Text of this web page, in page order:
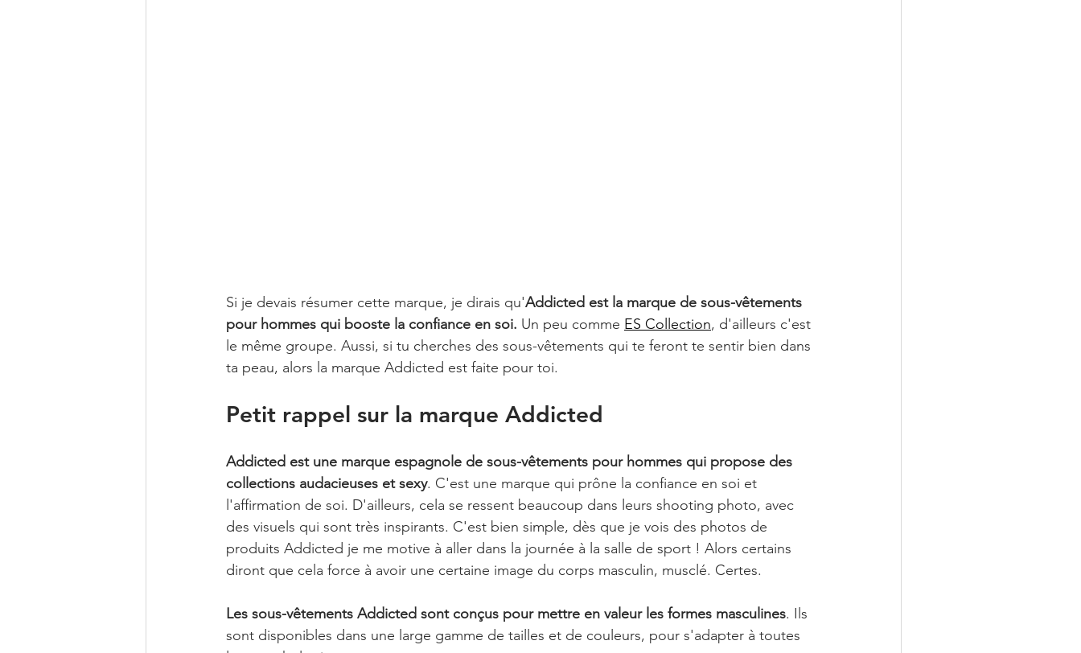
Si je devais résumer cette marque, je dirais qu'Addicted est la marque de sous-vêtements
pour hommes qui booste la confiance en soi. Un peu comme ES Collection, d'ailleurs c'est
le même groupe. Aussi, si tu cherches des sous-vêtements qui te feront te sentir bien dans
ta peau, alors la marque Addicted est faite pour toi.
Petit rappel sur la marque Addicted
Addicted est une marque espagnole de sous-vêtements pour hommes qui propose des
collections audacieuses et sexy. C'est une marque qui prône la confiance en soi et
l'affirmation de soi. D'ailleurs, cela se ressent beaucoup dans leurs shooting photo, avec
des visuels qui sont très inspirants. C'est bien simple, dès que je vois des photos de
produits Addicted je me motive à aller dans la journée à la salle de sport ! Alors certains
diront que cela force à avoir une certaine image du corps masculin, musclé. Certes.
Les sous-vêtements Addicted sont conçus pour mettre en valeur les formes masculines. Ils
sont disponibles dans une large gamme de tailles et de couleurs, pour s'adapter à toutes